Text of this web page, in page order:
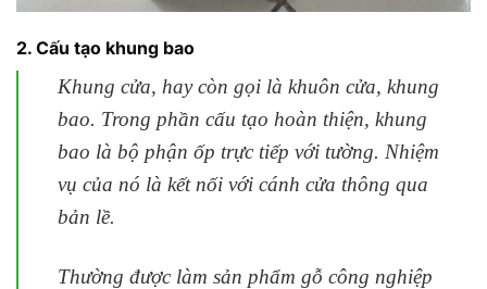
2. Cấu tạo khung bao
Khung cửa, hay còn gọi là khuôn cửa, khung
bao. Trong phần cấu tạo hoàn thiện, khung
bao là bộ phận ốp trực tiếp với tường. Nhiệm
vụ của nó là kết nối với cánh cửa thông qua
bản lề.
Thường được làm sản phẩm gỗ công nghiệp